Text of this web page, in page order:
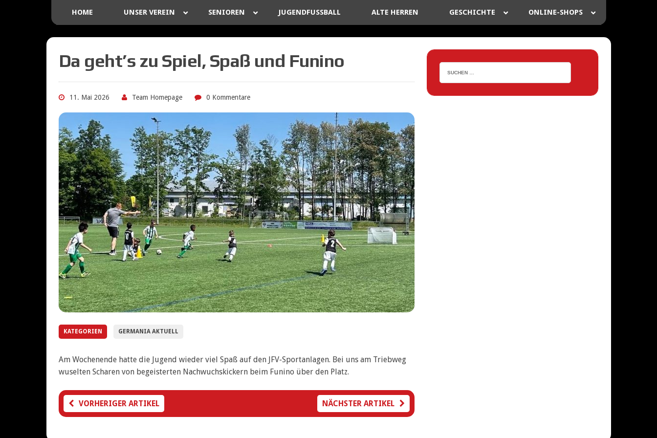
HOME UNSER VEREIN SENIOREN JUGENDFUSSBALL ALTE HERREN GESCHICHTE ONLINE-SHOPS
Da geht’s zu Spiel, Spaß und Funino
11. Mai 2026 Team Homepage 0 Kommentare
KATEGORIEN GERMANIA AKTUELL
Am Wochenende hatte die Jugend wieder viel Spaß auf den JFV-Sportanlagen. Bei uns am Triebweg
wuselten Scharen von begeisterten Nachwuchskickern beim Funino über den Platz.
VORHERIGER ARTIKEL NÄCHSTER ARTIKEL